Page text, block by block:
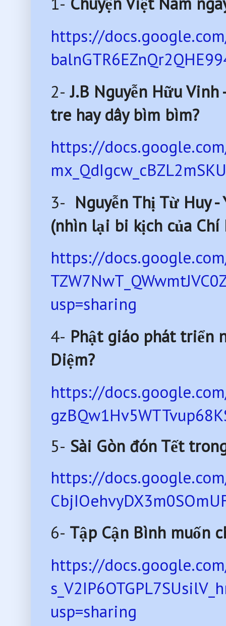
https://
2- J.B Nguyễn Hữu
tre hay dây bìm bìm?
https://
3- Nguyễn Thị Từ Huy
(nhìn lại bi kịch của Chí
https://
usp=sharing
4- Phật giáo phát triển
Diệm?
https://
5- Sài Gòn đón Tết
https://
6- Tập Cận Bình muốn
https://
usp=sharing